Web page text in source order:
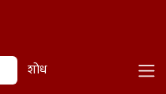
शोध